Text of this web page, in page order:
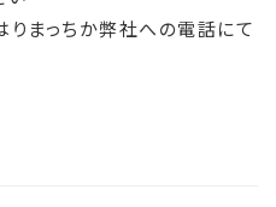
まっちか弊社への電話にて